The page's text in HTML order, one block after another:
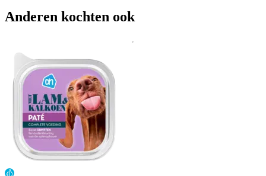
Anderen kochten ook